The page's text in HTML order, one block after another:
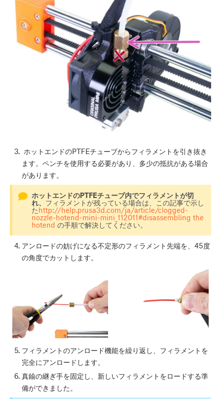
ホットエンドのPTFEチューブからフィラメントを引き抜き
ます。ペンチを使用する必要があり、多少の抵抗がある場合
があります。
ホットエンドのPTFEチューブ内でフィラメントが切
れ、 フィラメントが残っている場合は、この記事で示し
たhttp://help.prusa3d.com/ja/article/clogged-
nozzle-hotend-mini-mini_112011#disassembling the
hotend の手順で解決してください。
アンロードの妨げになる不定形のフィラメント先端を、45度
の角度でカットします。
フィラメントのアンロード機能を繰り返し、フィラメントを
完全にアンロードします。
真鍮の継ぎ手を固定し、新しいフィラメントをロードする準
備ができました。